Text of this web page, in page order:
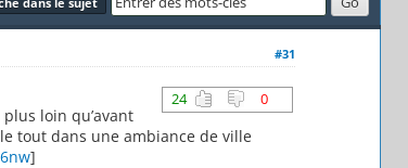
#31
24 0
loin qu’avant
tout dans une ambiance de ville
]